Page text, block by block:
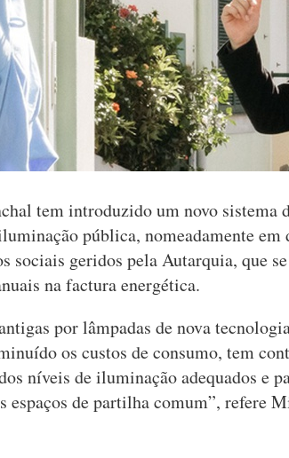
tem introduzido um novo sistema
pública, nomeadamente em
sociais geridos pela Autarquia, que
na factura energética.
por lâmpadas de nova
os custos de consumo, tem
níveis de iluminação adequados e
espaços de partilha comum”, refere